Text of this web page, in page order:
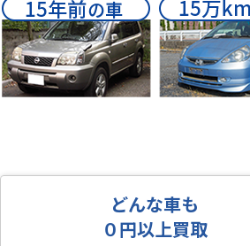
どんな車も
０円以上買取